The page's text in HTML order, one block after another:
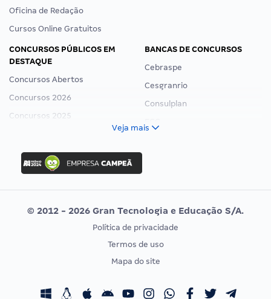
Oficina de Redação
Cursos Online Gratuitos
CONCURSOS PÚBLICOS EM
DESTAQUE
Concursos Abertos
Concursos 2026
Concursos 2025
Concurso Ibama
Concurso MPU
Editais publicados
BANCAS DE CONCURSOS
Cebraspe
Cesgranrio
Consulplan
Vunesp
CONCURSOS POR PROFISSÃO
Concursos Fiscais
EXAME DE ORDEM
Calendário OAB
Veja mais
© 2012 - 2026 Gran Tecnologia e Educação S/A.
Política de privacidade
Termos de uso
Mapa do site